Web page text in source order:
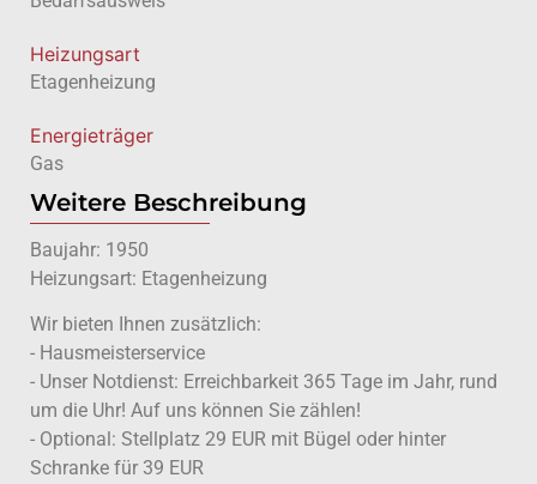
Heizungsart
Etagenheizung
Energieträger
Gas
Weitere Beschreibung
Baujahr: 1950
Heizungsart: Etagenheizung
Wir bieten Ihnen zusätzlich:
- Hausmeisterservice
- Unser Notdienst: Erreichbarkeit 365 Tage im Jahr, rund
um die Uhr! Auf uns können Sie zählen!
- Optional: Stellplatz 29 EUR mit Bügel oder hinter
Schranke für 39 EUR